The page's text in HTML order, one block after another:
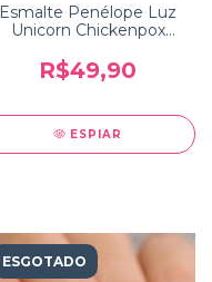
Esmalte Penélope Luz
Unicorn Chickenpox
R$49,90
ESPIAR
ESGOTADO